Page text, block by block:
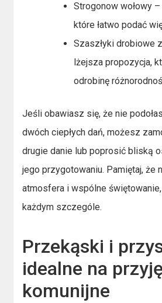
Strogonow wołowy
które łatwo podać
Szaszłyki drobiowe
lżejsza propozycja,
odrobinę
Jeśli obawiasz się, że nie
dwóch ciepłych dań, możesz
drugie danie lub poprosić bliską
jego przygotowaniu. Pamiętaj, że
atmosfera i wspólne
każdym szczególe.
Przekąski i
idealne na
komunijne